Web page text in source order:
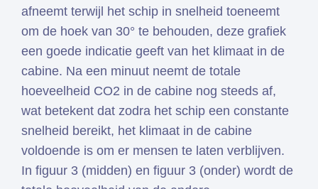
afneemt terwijl het schip in snelheid toeneemt
om de hoek van 30° te behouden, deze grafiek
een goede indicatie geeft van het klimaat in de
cabine. Na een minuut neemt de totale
hoeveelheid CO2 in de cabine nog steeds af,
wat betekent dat zodra het schip een constante
snelheid bereikt, het klimaat in de cabine
voldoende is om er mensen te laten verblijven.
In figuur 3 (midden) en figuur 3 (onder) wordt de